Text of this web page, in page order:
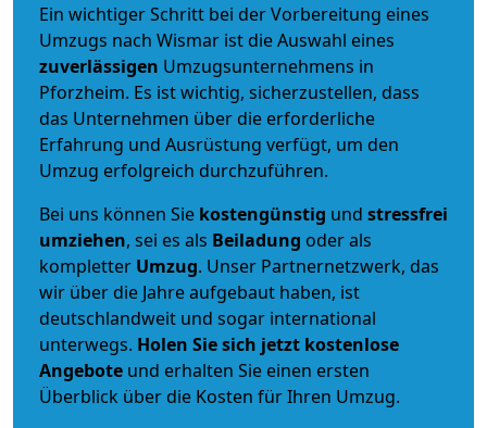
Ein wichtiger Schritt bei der Vorbereitung eines
Umzugs nach Wismar ist die Auswahl eines
zuverlässigen Umzugsunternehmens in
Pforzheim. Es ist wichtig, sicherzustellen, dass
das Unternehmen über die erforderliche
Erfahrung und Ausrüstung verfügt, um den
Umzug erfolgreich durchzuführen.
Bei uns können Sie kostengünstig und stressfrei
umziehen, sei es als Beiladung oder als
kompletter Umzug. Unser Partnernetzwerk, das
wir über die Jahre aufgebaut haben, ist
deutschlandweit und sogar international
unterwegs. Holen Sie sich jetzt kostenlose
Angebote und erhalten Sie einen ersten
Überblick über die Kosten für Ihren Umzug.